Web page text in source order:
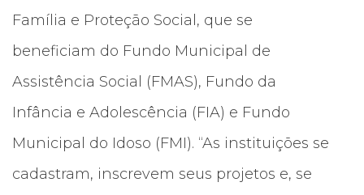
Família e Proteção Social, que se
beneficiam do Fundo Municipal de
Assistência Social (FMAS), Fundo da
Infância e Adolescência (FIA) e Fundo
Municipal do Idoso (FMI). “As instituições se
cadastram, inscrevem seus projetos e, se